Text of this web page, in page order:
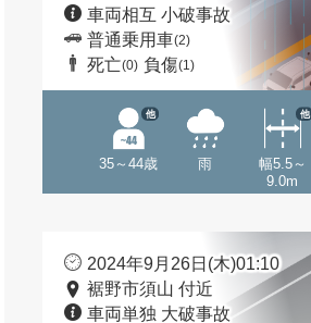
車両相互 小破事故
普通乗用車(2)
死亡(0) 負傷(1)
35～44歳
他
雨
幅5.5～
9.0m
他
2024年9月26日(木)01:10
裾野市須山 付近
車両単独 大破事故